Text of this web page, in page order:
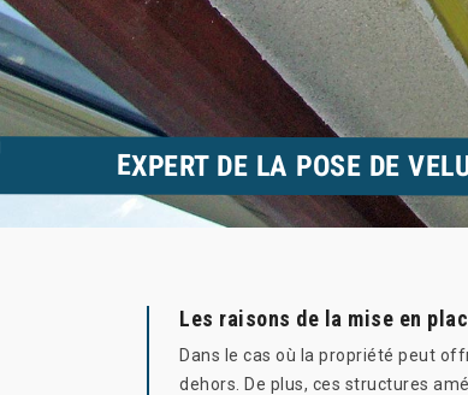
EXPERT DE LA POSE DE
Les raisons de la mise en
Dans le cas où la propriété peut
dehors. De plus, ces structures